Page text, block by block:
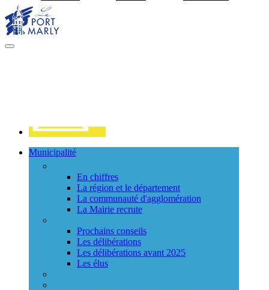
MENU
Municipalité
En chiffres
La région et le département
La communauté d'agglomération
La Mairie recrute
Prochains conseils
Les délibérations
Les délibérations avant 2025
Les élus